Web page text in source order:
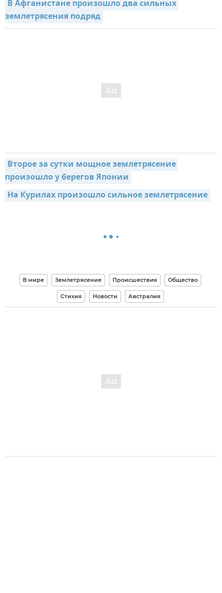
В Афганистане произошло два сильных
землетрясения подряд
Второе за сутки мощное землетрясение
произошло у берегов Японии
На Курилах произошло сильное землетрясение
В мире Землетрясение Происшествия Общество
Стихия Новости Австралия